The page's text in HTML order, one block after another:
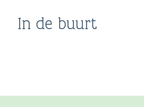
In de buurt
Zwevegem
Kinderboerderij